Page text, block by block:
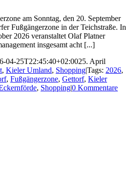
am Sonntag, den 20. September
Fußgängerzone in der Teichstraße. In
2026 veranstaltet Olaf Platner
insgesamt acht [...]
04-25T22:45:40+02:0025. April
, Kieler Umland, Shopping|Tags: 2026,
, Fußgängerzone, Gettorf, Kieler
, Shopping|0 Kommentare